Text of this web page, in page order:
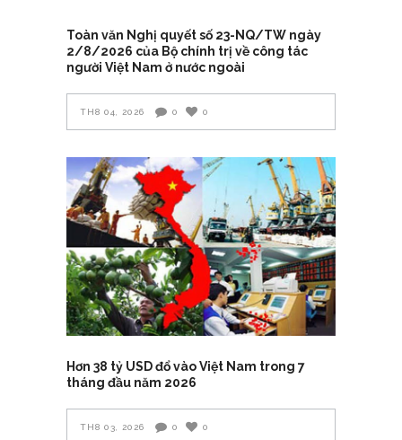
Toàn văn Nghị quyết số 23-NQ/TW ngày
2/8/2026 của Bộ chính trị về công tác
người Việt Nam ở nước ngoài
TH8 04, 2026 0 0
Hơn 38 tỷ USD đổ vào Việt Nam trong 7
tháng đầu năm 2026
TH8 03, 2026 0 0